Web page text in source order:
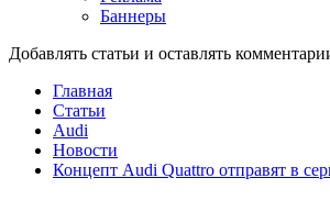
Баннеры
Добавлять статьи и оставлять
Главная
Статьи
Audi
Новости
Концепт Audi Quattro отправят в